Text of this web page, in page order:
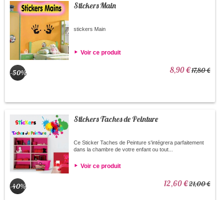
Stickers Main
stickers Main
Voir ce produit
-50% 8,90 €17,80 €
Stickers Taches de Peinture
Ce Sticker Taches de Peinture s'intégrera parfaitement
dans la chambre de votre enfant ou tout...
Voir ce produit
-40% 12,60 €21,00 €